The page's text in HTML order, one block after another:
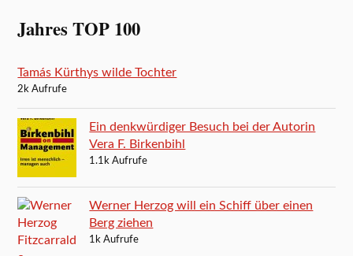
Jahres TOP 100
Tamás Kürthys wilde Tochter
2k Aufrufe
Ein denkwürdiger Besuch bei der Autorin
Vera F. Birkenbihl
1.1k Aufrufe
Werner Herzog will ein Schiff über einen
Berg ziehen
1k Aufrufe